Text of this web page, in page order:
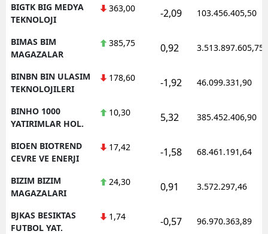
BIGTK BIG MEDYA
TEKNOLOJI
363,00 -2,09 103.456.405,50
BIMAS BIM
MAGAZALAR
385,75 0,92 3.513.897.605,75
BINBN BIN ULASIM
TEKNOLOJILERI
178,60 -1,92 46.099.331,90
BINHO 1000
YATIRIMLAR HOL.
10,30 5,32 385.452.406,90
BIOEN BIOTREND
CEVRE VE ENERJI
17,42 -1,58 68.461.191,64
BIZIM BIZIM
MAGAZALARI
24,30 0,91 3.572.297,46
BJKAS BESIKTAS
FUTBOL YAT.
1,74 -0,57 96.970.363,89